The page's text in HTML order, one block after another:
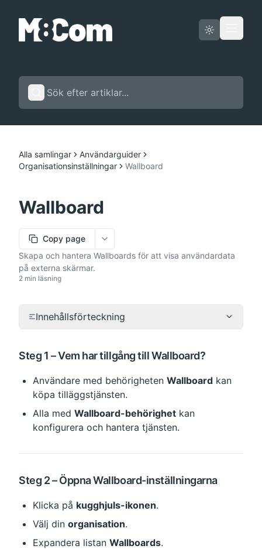
Svenska
Alla samlingar
Användarguider
Organisationsinställningar
Wallboard
Wallboard
Copy page
More options
Skapa och hantera Wallboards för att visa användardata
på externa skärmar.
2 min läsning
Innehållsförteckning
Steg 1 – Vem har tillgång till Wallboard?
Användare med behörigheten Wallboard kan
köpa tilläggstjänsten.
Alla med Wallboard-behörighet kan
konfigurera och hantera tjänsten.
Steg 2 – Öppna Wallboard-inställningarna
Klicka på kugghjuls-ikonen.
Välj din organisation.
Expandera listan Wallboards.